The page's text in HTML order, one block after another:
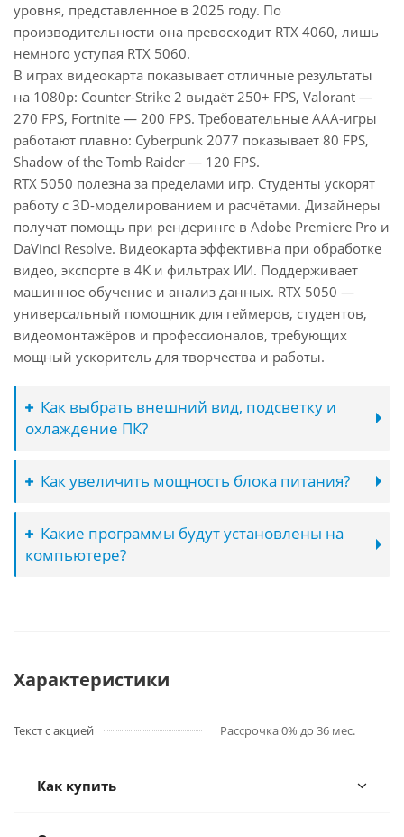
уровня, представленное в 2025 году. По
производительности она превосходит RTX 4060, лишь
немного уступая RTX 5060.
В играх видеокарта показывает отличные результаты
на 1080p: Counter-Strike 2 выдаёт 250+ FPS, Valorant —
270 FPS, Fortnite — 200 FPS. Требовательные AAA-игры
работают плавно: Cyberpunk 2077 показывает 80 FPS,
Shadow of the Tomb Raider — 120 FPS.
RTX 5050 полезна за пределами игр. Студенты ускорят
работу с 3D-моделированием и расчётами. Дизайнеры
получат помощь при рендеринге в Adobe Premiere Pro и
DaVinci Resolve. Видеокарта эффективна при обработке
видео, экспорте в 4K и фильтрах ИИ. Поддерживает
машинное обучение и анализ данных. RTX 5050 —
универсальный помощник для геймеров, студентов,
видеомонтажёров и профессионалов, требующих
мощный ускоритель для творчества и работы.
Как выбрать внешний вид, подсветку и
охлаждение ПК?
Как увеличить мощность блока питания?
Какие программы будут установлены на
компьютере?
Характеристики
Текст с акцией Рассрочка 0% до 36 мес.
Как купить